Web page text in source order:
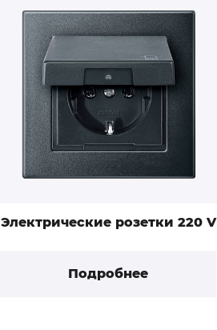
Электрические розетки 220 V
Подробнее